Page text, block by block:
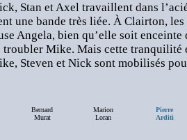
Stan et Axel travaillent dans
une bande très liée. À Clairton,
Angela, bien qu’elle soit
Mike. Mais cette tranquilité
Steven et Nick sont mobilisés
Bernard
Murat
Marion
Loran
Pierre
Arditi